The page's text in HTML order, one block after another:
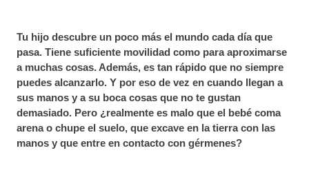
Tu hijo descubre un poco más el mundo cada día que
pasa. Tiene suficiente movilidad como para aproximarse
a muchas cosas. Además, es tan rápido que no siempre
puedes alcanzarlo. Y por eso de vez en cuando llegan a
sus manos y a su boca cosas que no te gustan
demasiado. Pero ¿realmente es malo que el bebé coma
arena o chupe el suelo, que excave en la tierra con las
manos y que entre en contacto con gérmenes?